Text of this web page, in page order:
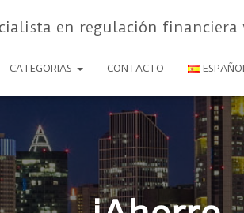
en regulación
CATEGORIAS CONTACTO